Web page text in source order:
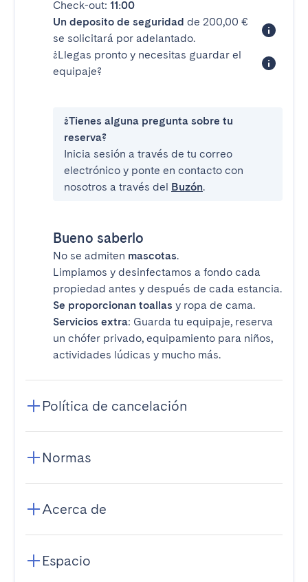
Check-out: 11:00
Un deposito de seguridad de 200,00 €
se solicitará por adelantado.
¿Llegas pronto y necesitas guardar el
equipaje?
¿Tienes alguna pregunta sobre tu
reserva?
Inicia sesión a través de tu correo
electrónico y ponte en contacto con
nosotros a través del Buzón.
Bueno saberlo
No se admiten mascotas.
Limpiamos y desinfectamos a fondo cada
propiedad antes y después de cada estancia.
Se proporcionan toallas y ropa de cama.
Servicios extra: Guarda tu equipaje, reserva
un chófer privado, equipamiento para niños,
actividades lúdicas y mucho más.
Política de cancelación
Normas
Acerca de
Espacio